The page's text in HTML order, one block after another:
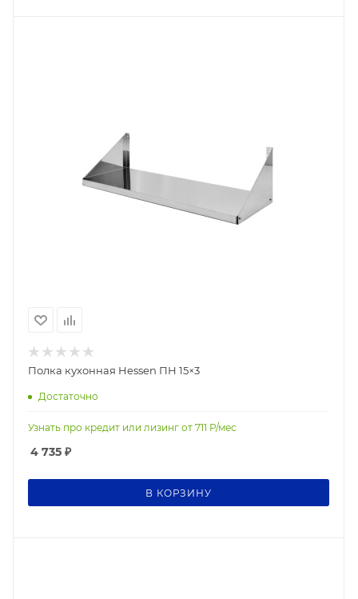
Полка кухонная Hessen ПН 15×3
Достаточно
Узнать про кредит или лизинг от 711 Р/мес
4 735 ₽
В КОРЗИНУ